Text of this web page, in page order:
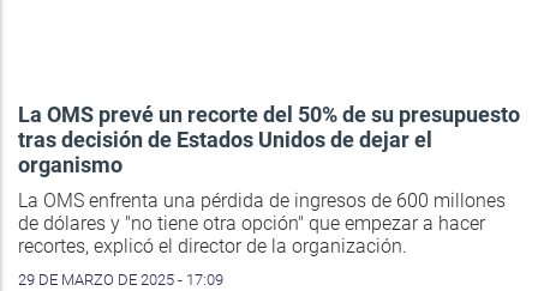
La OMS prevé un recorte del 50% de su presupuesto
tras decisión de Estados Unidos de dejar el
organismo
La OMS enfrenta una pérdida de ingresos de 600 millones
de dólares y "no tiene otra opción" que empezar a hacer
recortes, explicó el director de la organización.
29 DE MARZO DE 2025 - 17:09